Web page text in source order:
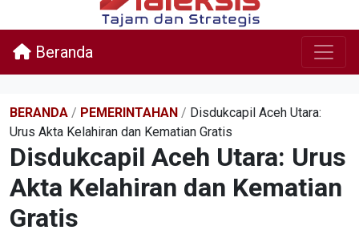
Beranda
BERANDA / PEMERINTAHAN / Disdukcapil Aceh Utara:
Urus Akta Kelahiran dan Kematian Gratis
Disdukcapil Aceh Utara: Urus
Akta Kelahiran dan Kematian
Gratis